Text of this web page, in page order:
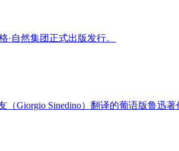
自然集团正式出版发行。
Giorgio Sinedino）翻译的葡语版鲁迅